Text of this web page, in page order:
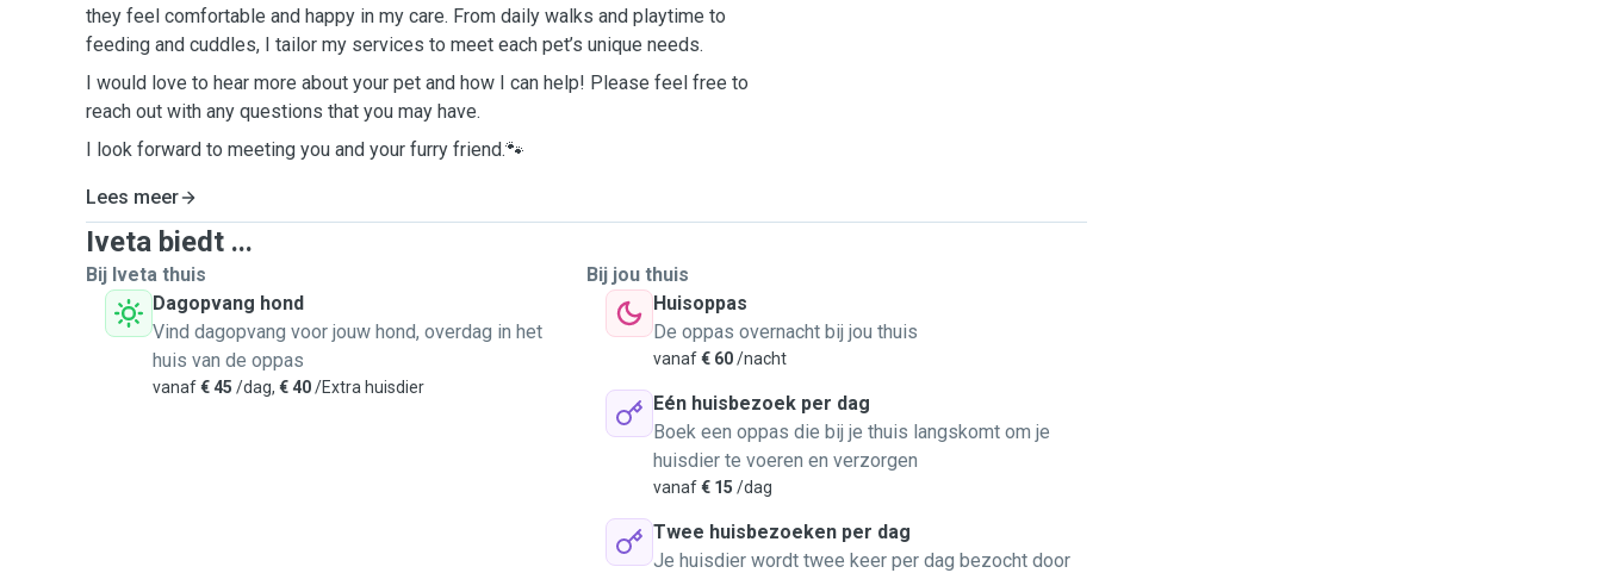
they feel comfortable and happy in my care. From daily walks and playtime to
feeding and cuddles, I tailor my services to meet each pet’s unique needs.
I would love to hear more about your pet and how I can help! Please feel free to
reach out with any questions that you may have.
I look forward to meeting you and your furry friend.🐾
Lees meer
Iveta biedt ...
Bij Iveta thuis
Dagopvang hond
Vind dagopvang voor jouw hond, overdag in het
huis van de oppas
vanaf€ 45 /dag, € 40/Extra huisdier
Bij jou thuis
Huisoppas
De oppas overnacht bij jou thuis
vanaf€ 60/nacht
Eén huisbezoek per dag
Boek een oppas die bij je thuis langskomt om je
huisdier te voeren en verzorgen
vanaf€ 15 /dag
Twee huisbezoeken per dag
Je huisdier wordt twee keer per dag bezocht door